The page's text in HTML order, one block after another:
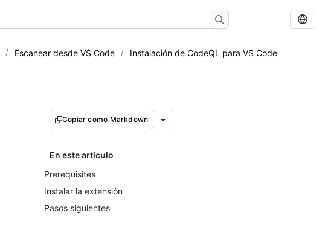
Escanear desde VS Code Instalación de CodeQL para VS Code
Copiar como Markdown
En este artículo
Prerequisites
Instalar la extensión
Pasos siguientes